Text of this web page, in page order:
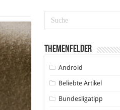
Themenfelder
Android
Beliebte Artikel
Bundesligatipp